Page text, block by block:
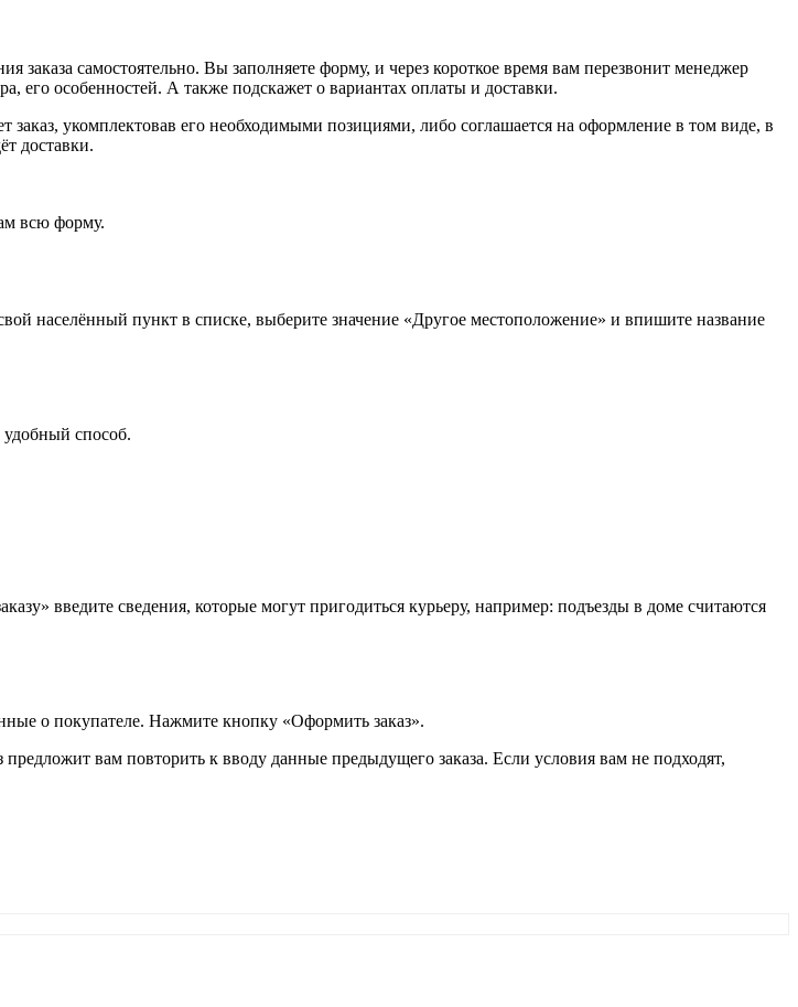
самостоятельно. Вы заполняете форму, и через короткое время вам перезвонит менеджер
его особенностей. А также подскажет о вариантах оплаты и доставки.
заказ, укомплектовав его необходимыми позициями, либо соглашается на оформление в том виде, в
доставки.
всю форму.
населённый пункт в списке, выберите значение «Другое местоположение» и впишите название
способ.
введите сведения, которые могут пригодиться курьеру, например: подъезды в доме считаются
о покупателе. Нажмите кнопку «Оформить заказ».
вам повторить к вводу данные предыдущего заказа. Если условия вам не подходят,